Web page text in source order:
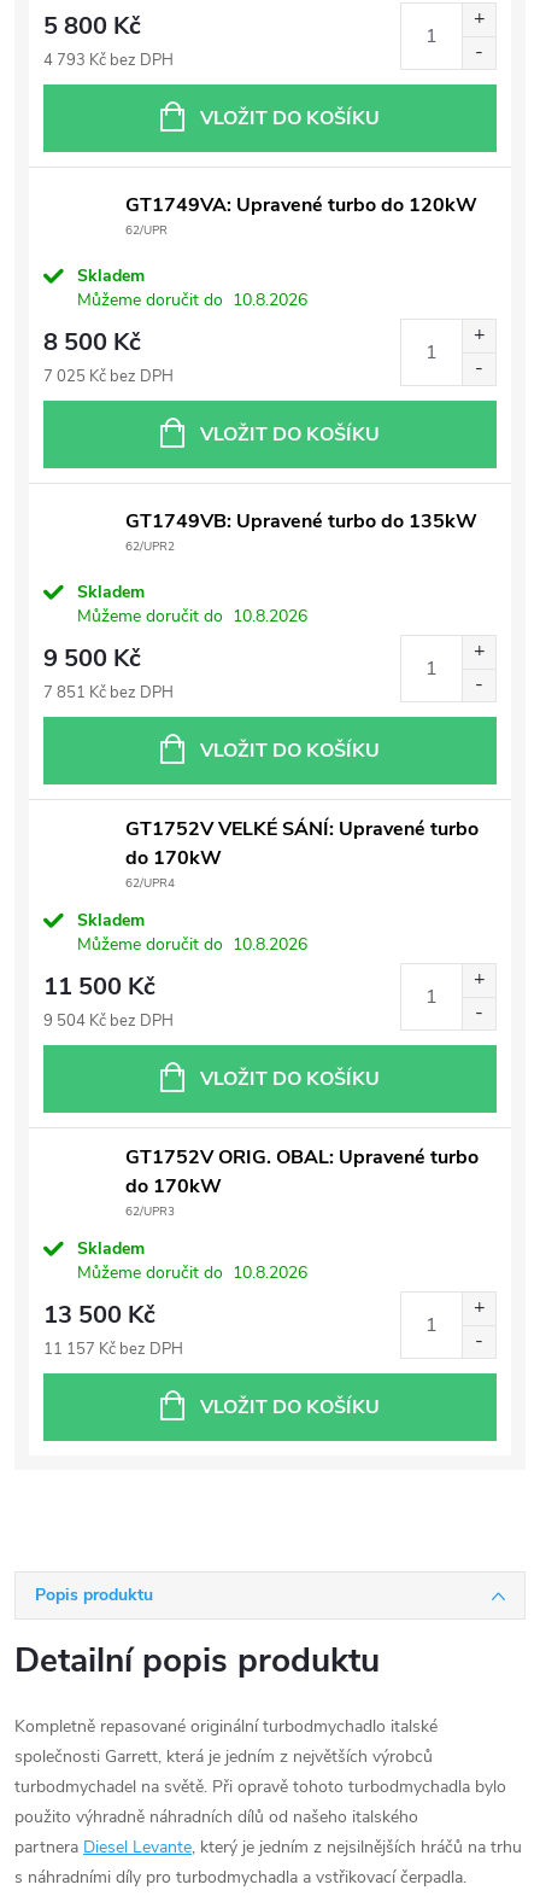
5 800 Kč
4 793 Kč bez DPH
VLOŽIT DO KOŠÍKU
GT1749VA: Upravené turbo do 120kW
62/UPR
Skladem
Můžeme doručit do 10.8.2026
8 500 Kč
7 025 Kč bez DPH
VLOŽIT DO KOŠÍKU
GT1749VB: Upravené turbo do 135kW
62/UPR2
Skladem
Můžeme doručit do 10.8.2026
9 500 Kč
7 851 Kč bez DPH
VLOŽIT DO KOŠÍKU
GT1752V VELKÉ SÁNÍ: Upravené turbo
do 170kW
62/UPR4
Skladem
Můžeme doručit do 10.8.2026
11 500 Kč
9 504 Kč bez DPH
VLOŽIT DO KOŠÍKU
GT1752V ORIG. OBAL: Upravené turbo
do 170kW
62/UPR3
Skladem
Můžeme doručit do 10.8.2026
13 500 Kč
11 157 Kč bez DPH
VLOŽIT DO KOŠÍKU
Popis produktu
Detailní popis produktu
Kompletně repasované originální turbodmychadlo italské
společnosti Garrett, která je jedním z největších výrobců
turbodmychadel na světě. Při opravě tohoto turbodmychadla bylo
použito výhradně náhradních dílů od našeho italského
partnera Diesel Levante, který je jedním z nejsilnějších hráčů na trhu
s náhradními díly pro turbodmychadla a vstřikovací čerpadla.